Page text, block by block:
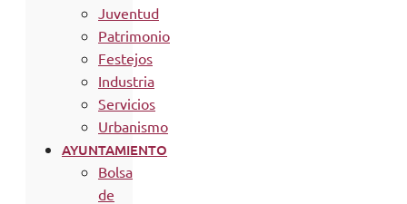
Juventud
Patrimonio
Festejos
Industria
Servicios
Urbanismo
AYUNTAMIENTO
Bolsa
de